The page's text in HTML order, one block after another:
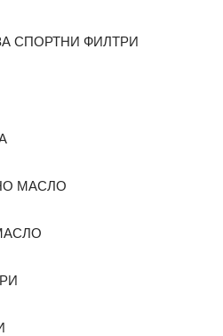
СПОРТНИ ФИЛТРИ
МАСЛО